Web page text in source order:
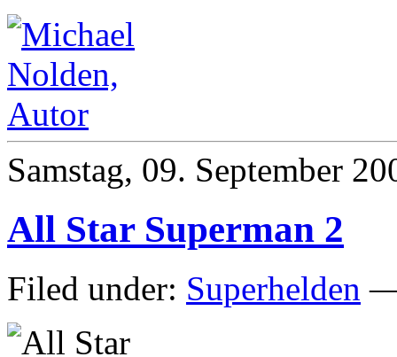
Samstag, 09. September
All Star Superman 2
Filed under: Superhelden —